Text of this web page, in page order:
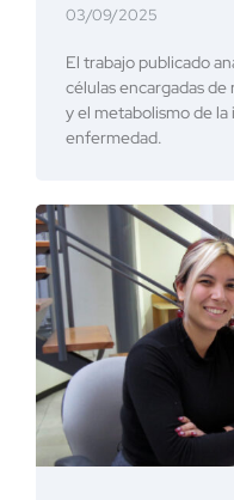
03/09/2025
El trabajo publicado
células encargadas de
y el metabolismo de
enfermedad.